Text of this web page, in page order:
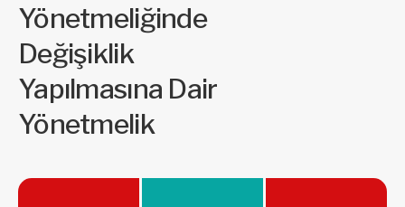
Yönetmeliğinde
Değişiklik
Yapılmasına Dair
Yönetmelik